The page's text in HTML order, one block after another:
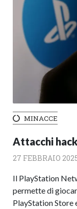
MINACCE
Attacchi
27 FEBBRAIO
Il PlayStation
permette di
PlayStation Store